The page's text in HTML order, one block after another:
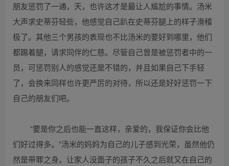
朋友惩罚了一通，天，也许这才是最让人尴尬的事情。汤米
大声求史蒂芬轻些，他感觉自己趴在史蒂芬腿上的样子滑稽
极了。其他三个男孩的表现也不比汤米的要好到哪里，他们
都踢着腿，请求同伴的仁慈。尽管自己曾是被惩罚者中的一
员，可惩罚别人的感觉还是不错的，并且如果自己下手轻
了，会换来同样也许更严厉的对待，所以还是好好惩罚一下
自己的朋友们吧。
“要是你之后也能一直这样，亲爱的，我保证你会比他
们好过得多。”汤米的妈妈为自己的儿子感到光荣，虽然他仍
然是带罪之身。让家人没面子的孩子不久之后就又在自己的